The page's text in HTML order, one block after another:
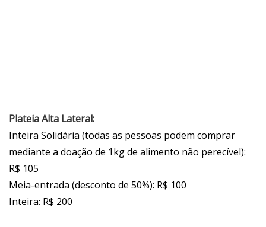
Plateia Alta Lateral:
Inteira Solidária (todas as pessoas podem comprar
mediante a doação de 1kg de alimento não perecível):
R$ 105
Meia-entrada (desconto de 50%): R$ 100
Inteira: R$ 200